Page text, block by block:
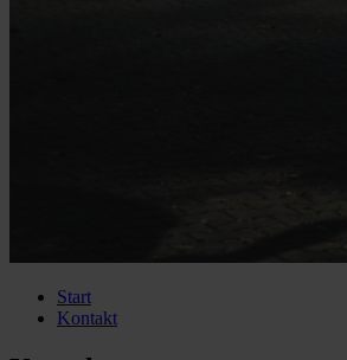
Start
Kontakt